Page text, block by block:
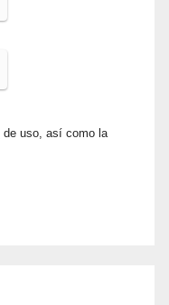
de uso, así como la